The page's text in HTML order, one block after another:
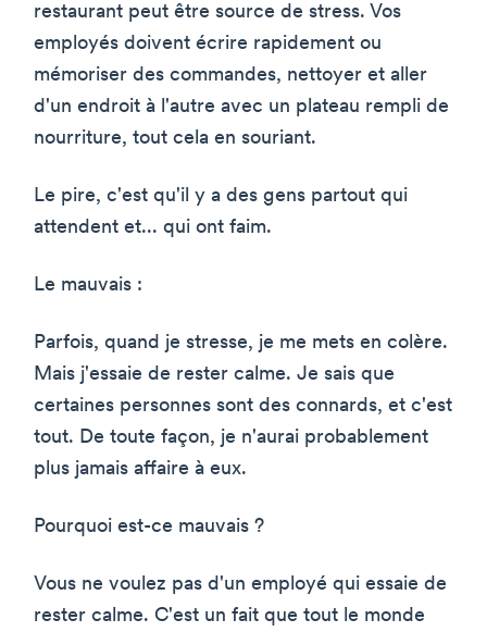
restaurant peut être source de stress. Vos
employés doivent écrire rapidement ou
mémoriser des commandes, nettoyer et aller
d'un endroit à l'autre avec un plateau rempli de
nourriture, tout cela en souriant.
Le pire, c'est qu'il y a des gens partout qui
attendent et... qui ont faim.
Le mauvais :
Parfois, quand je stresse, je me mets en colère.
Mais j'essaie de rester calme. Je sais que
certaines personnes sont des connards, et c'est
tout. De toute façon, je n'aurai probablement
plus jamais affaire à eux.
Pourquoi est-ce mauvais ?
Vous ne voulez pas d'un employé qui essaie de
rester calme. C'est un fait que tout le monde